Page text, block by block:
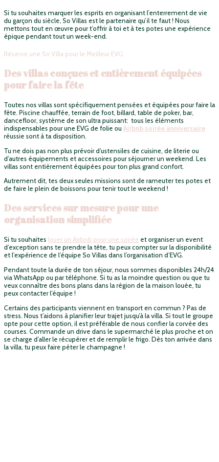
Si tu souhaites marquer les esprits en organisant l’enterrement de vie
du garçon du siècle, So Villas est le partenaire qu’il te faut ! Nous
mettons tout en œuvre pour t’offrir à toi et à tes potes une expérience
épique pendant tout un week-end.
Réserve une So Villa pour le Meilleur EVG
Des villas conçues et entièrement équipées
pour faire la fête
Toutes nos villas sont spécifiquement pensées et équipées pour faire la
fête. Piscine chauffée, terrain de foot, billard, table de poker, bar,
dancefloor, système de son ultra puissant: tous les éléments
indispensables pour une EVG de folie ou Airbnb soirée anniversaire
réussie sont à ta disposition.
Tu ne dois pas non plus prévoir d’ustensiles de cuisine, de literie ou
d’autres équipements et accessoires pour séjourner un weekend. Les
villas sont entièrement équipées pour ton plus grand confort.
Autrement dit, tes deux seules missions sont de rameuter tes potes et
de faire le plein de boissons pour tenir tout le weekend !
Des services sur mesure pour une
organisation simplifiée
Si tu souhaites louer un Airbnb pour une soirée et organiser un event
d’exception sans te prendre la tête, tu peux compter sur la disponibilité
et l’expérience de l’équipe So Villas dans l’organisation d’EVG.
Pendant toute la durée de ton séjour, nous sommes disponibles 24h/24
via WhatsApp ou par téléphone. Si tu as la moindre question ou que tu
veux connaître des bons plans dans la région de la maison louée, tu
peux contacter l’équipe !
Certains des participants viennent en transport en commun ? Pas de
stress. Nous t’aidons à planifier leur trajet jusqu’à la villa. Si tout le groupe
opte pour cette option, il est préférable de nous confier la corvée des
courses. Commande un drive dans le supermarché le plus proche et on
se charge d’aller le récupérer et de remplir le frigo. Dès ton arrivée dans
la villa, tu peux faire péter le champagne !